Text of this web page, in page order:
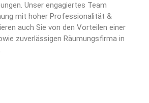
Unser engagiertes Team
mit hoher Professionalität &
auch Sie von den Vorteilen einer
zuverlässigen Räumungsfirma in